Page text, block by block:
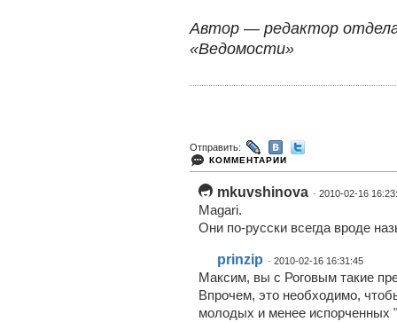
Автор — редактор
«Ведомости»
Отправить:
КОММЕНТАРИИ
mkuvshinova · 2010-02-16
Magari.
Oни по-русски всегда вроде
prinzip · 2010-02-16 16:31:45
Максим, вы с Роговым такие
Впрочем, это необходимо,
молодых и менее испорченных